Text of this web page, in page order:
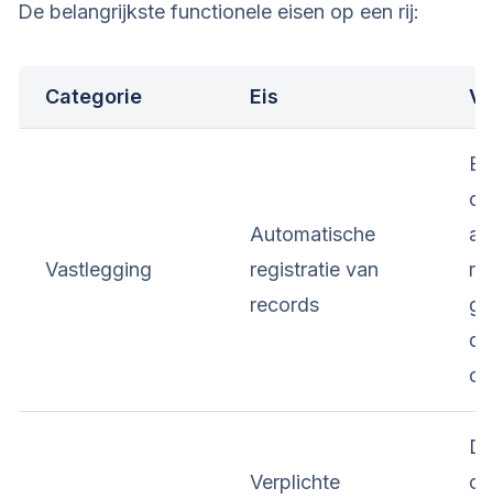
De belangrijkste functionele eisen op een rij:
Categorie Eis
Vastlegging
Automatische
registratie van
records
Verplichte